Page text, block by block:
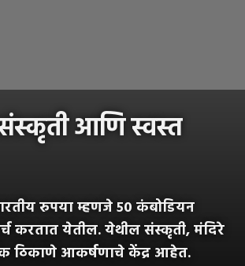
आणि स्वस्त
रुपया म्हणजे ५० कंबोडियन
करतात येतील. येथील संस्कृती, मंदिरे
ठिकाणे आकर्षणाचे केंद्र आहेत.